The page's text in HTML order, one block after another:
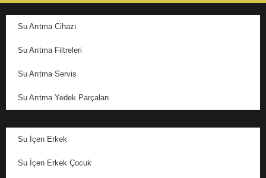
Su Arıtma Cihazı
Su Arıtma Filtreleri
Su Arıtma Servis
Su Arıtma Yedek Parçaları
Su İçen Erkek
Su İçen Erkek Çocuk